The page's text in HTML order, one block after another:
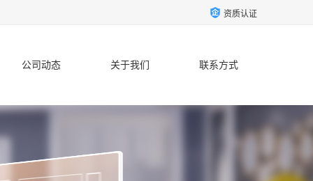
资质认证
公司动态 关于我们 联系方式